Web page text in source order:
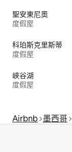
聖安東尼奧
度假屋
科珀斯克里斯蒂
度假屋
峽谷湖
度假屋
Airbnb 墨西哥